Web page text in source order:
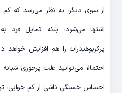
از سوی دیگر، به نظر می‌رسد که کم
اشتها می‌شود، بلکه تمایل فرد
پرکربوهیدرات را هم افزایش خواهد
احتمالا می‌توانید علت پرخوری
احساس خستگی ناشی از کم خوابی،